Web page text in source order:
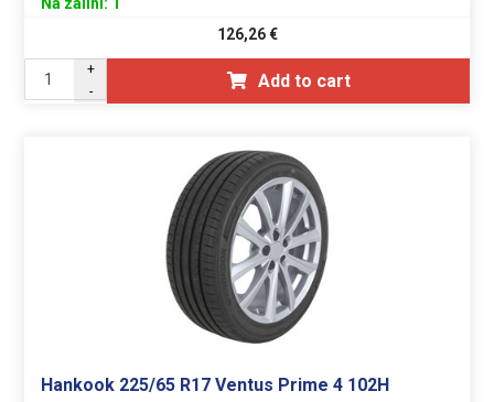
126,26€
+
-
Add to cart
Hankook 225/65 R17 Ventus Prime 4 102H